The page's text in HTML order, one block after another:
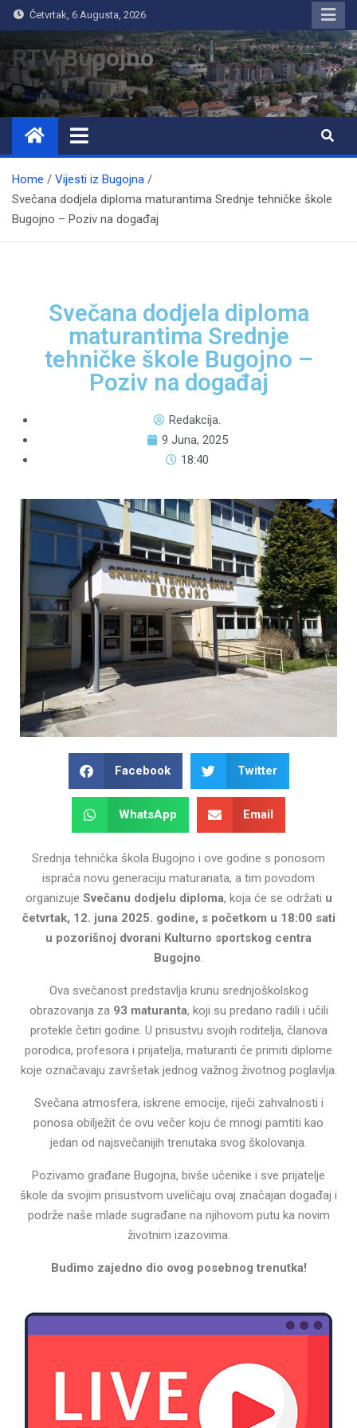
Četvrtak, 6 Augusta, 2026
RTV Bugojno
Home
Vijesti iz Bugojna
Svečana dodjela diploma maturantima Srednje tehničke škole
Bugojno – Poziv na događaj
Svečana dodjela diploma
maturantima Srednje
tehničke škole Bugojno –
Poziv na događaj
Redakcija.
9 Juna, 2025
18:40
Facebook Twitter
WhatsApp Email
Srednja tehnička škola Bugojno i ove godine s ponosom
ispraća novu generaciju maturanata, a tim povodom
organizuje Svečanu dodjelu diploma, koja će se održati u
četvrtak, 12. juna 2025. godine, s početkom u 18:00 sati
u pozorišnoj dvorani Kulturno sportskog centra
Bugojno
Ova svečanost predstavlja krunu srednjoškolskog
obrazovanja za 93 maturanta, koji su predano radili i učili
protekle četiri godine. U prisustvu svojih roditelja, članova
porodica, profesora i prijatelja, maturanti će primiti diplome
koje označavaju završetak jednog važnog životnog poglavlja.
Svečana atmosfera, iskrene emocije, riječi zahvalnosti i
ponosa obilježit će ovu večer koju će mnogi pamtiti kao
jedan od najsvečanijih trenutaka svog školovanja.
Pozivamo građane Bugojna, bivše učenike i sve prijatelje
škole da svojim prisustvom uveličaju ovaj značajan događaj i
podrže naše mlade sugrađane na njihovom putu ka novim
životnim izazovima.
Budimo zajedno dio ovog posebnog trenutka!